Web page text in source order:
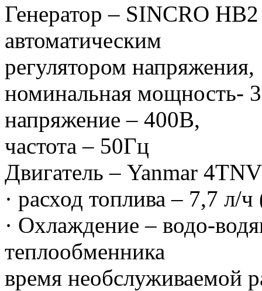
Генератор – SINCRO
автоматическим
регулятором напряжения,
номинальная мощность-
напряжение – 400В,
частота – 50Гц
Двигатель – Yanmar
· расход топлива – 7,7 л/
· Охлаждение – водо-
теплообменника
время необслуживаемой